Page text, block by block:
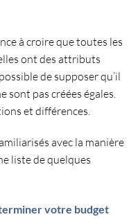
à croire que toutes les
ont des attributs
de supposer qu’il
sont pas créées égales.
et différences.
avec la manière
liste de quelques
votre budget